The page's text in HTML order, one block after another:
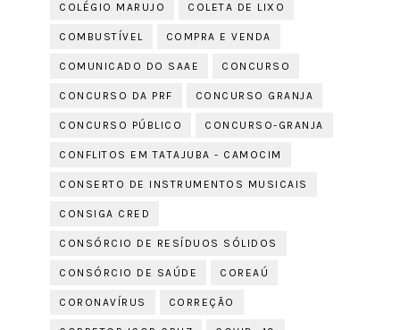
COLÉGIO MARUJO COLETA DE LIXO
COMBUSTÍVEL COMPRA E VENDA
COMUNICADO DO SAAE CONCURSO
CONCURSO DA PRF CONCURSO GRANJA
CONCURSO PÚBLICO CONCURSO-GRANJA
CONFLITOS EM TATAJUBA - CAMOCIM
CONSERTO DE INSTRUMENTOS MUSICAIS
CONSIGA CRED
CONSÓRCIO DE RESÍDUOS SÓLIDOS
CONSÓRCIO DE SAÚDE COREAÚ
CORONAVÍRUS CORREÇÃO